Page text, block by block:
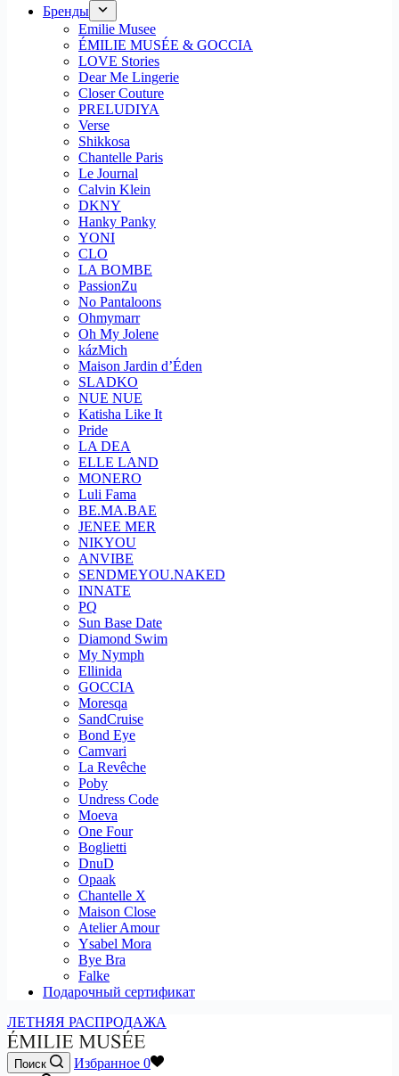
Бренды
Emilie Musee
ÉMILIE MUSÉE & GOCCIA
LOVE Stories
Dear Me Lingerie
Closer Couture
PRELUDIYA
Verse
Shikkosa
Chantelle Paris
Le Journal
Calvin Klein
DKNY
Hanky Panky
YONI
CLO
LA BOMBE
PassionZu
No Pantaloons
Ohmymarr
Oh My Jolene
kázMich
Maison Jardin d’Éden
SLADKO
NUE NUE
Katisha Like It
Pride
LA DEA
ELLE LAND
MONERO
Luli Fama
BE.MA.BAE
JENEE MER
NIKYOU
ANVIBE
SENDMEYOU.NAKED
INNATE
PQ
Sun Base Date
Diamond Swim
My Nymph
Ellinida
GOCCIA
Moresqa
SandCruise
Bond Eye
Camvari
La Revêche
Poby
Undress Code
Moeva
One Four
Boglietti
DnuD
Opaak
Chantelle X
Maison Close
Atelier Amour
Ysabel Mora
Bye Bra
Falke
Подарочный сертификат
ЛЕТНЯЯ РАСПРОДАЖА
Поиск Избранное 0